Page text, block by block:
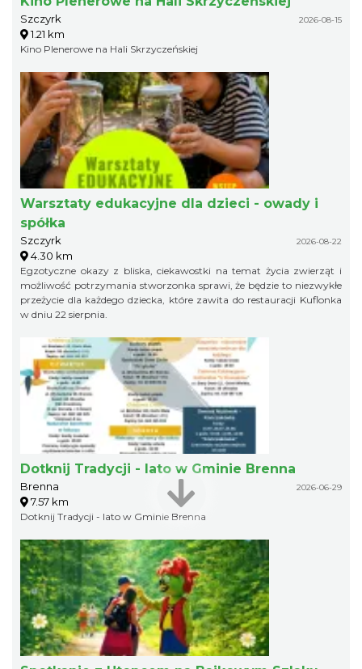
Szczyrk 2026-08-15
1.21 km
Kino Plenerowe na Hali Skrzyczeńskiej
Warsztaty edukacyjne dla dzieci - owady i
spółka
Szczyrk 2026-08-22
4.30 km
Egzotyczne okazy z bliska, ciekawostki na temat życia zwierząt i
możliwość potrzymania stworzonka sprawi, że będzie to niezwykłe
przeżycie dla każdego dziecka, które zawita do restauracji Kuflonka
w dniu 22 sierpnia.
Dotknij Tradycji - lato w Gminie Brenna
Brenna 2026-06-29
7.57 km
Dotknij Tradycji - lato w Gminie Brenna